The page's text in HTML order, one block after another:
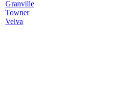
Granville
Towner
Velva